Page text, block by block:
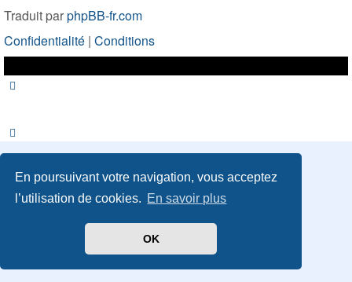
En poursuivant votre navigation, vous acceptez
l’utilisation de cookies. En savoir plus
OK
Traduit parphpBB-fr.com
Confidentialité | Conditions